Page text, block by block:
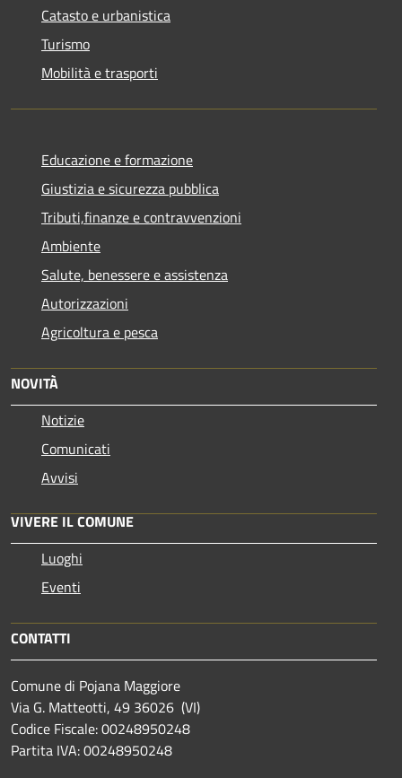
Catasto e urbanistica
Turismo
Mobilità e trasporti
Educazione e formazione
Giustizia e sicurezza pubblica
Tributi,finanze e contravvenzioni
Ambiente
Salute, benessere e assistenza
Autorizzazioni
Agricoltura e pesca
NOVITÀ
Notizie
Comunicati
Avvisi
VIVERE IL COMUNE
Luoghi
Eventi
CONTATTI
Comune di Pojana Maggiore
Via G. Matteotti, 49 36026 (VI)
Codice Fiscale: 00248950248
Partita IVA: 00248950248